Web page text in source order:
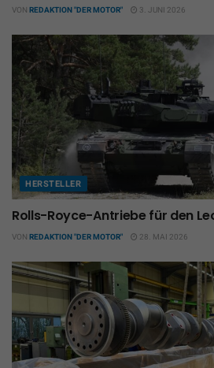
VON REDAKTION "DER MOTOR" 3. JUNI 2026
HERSTELLER
Rolls-Royce-Antriebe für den
VON REDAKTION "DER MOTOR" 28. MAI 2026